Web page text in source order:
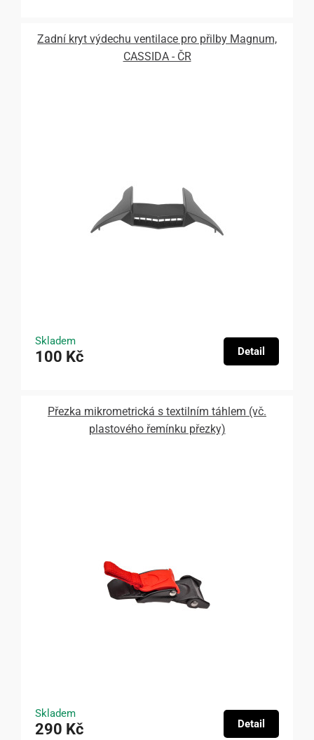
Zadní kryt výdechu ventilace pro přilby Magnum,
CASSIDA - ČR
Skladem
100 Kč Detail
Přezka mikrometrická s textilním táhlem (vč.
plastového řemínku přezky)
Skladem
290 Kč Detail